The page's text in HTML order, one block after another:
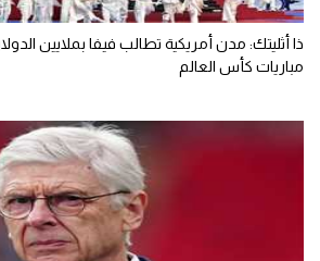
ذا أثليتك: مدن أمريكية تطالب فيفا بملايين
مباريات كأس العالم